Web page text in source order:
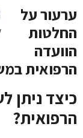
ערעור על
החלטות
הוועדה
הרפואית
כיצד ניתן
הרפואית?